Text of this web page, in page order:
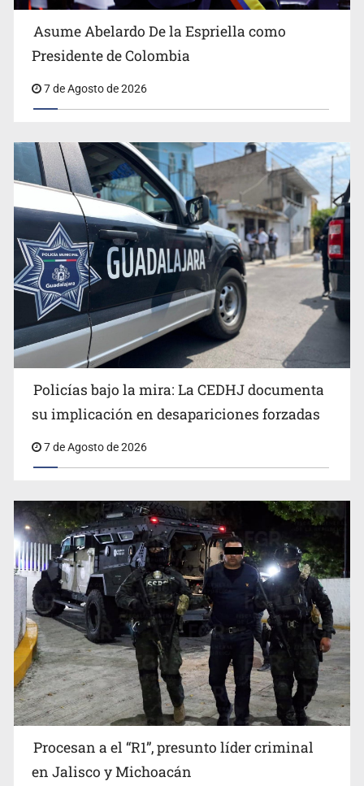
colonias de Tlaquepaque
Cae en Zapopan prófugo estadounidense buscado por
Interpol
UdeG convierte residuos de agave en biotextil
Policías bajo la mira: La CEDHJ documenta su
Asume Abelardo De la Espriella como
Presidente de Colombia
7 de Agosto de 2026
Policías bajo la mira: La CEDHJ documenta
su implicación en desapariciones forzadas
7 de Agosto de 2026
Procesan a el “R1”, presunto líder criminal
en Jalisco y Michoacán